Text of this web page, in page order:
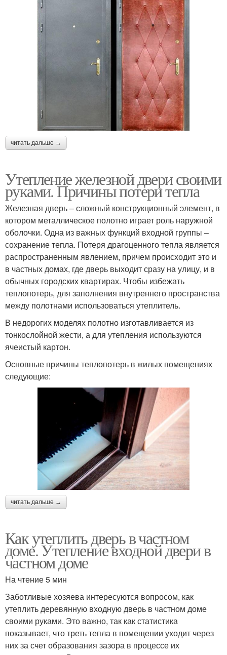
читать дальше →
Утепление железной двери своими
руками. Причины потери тепла
Железная дверь – сложный конструкционный элемент, в
котором металлическое полотно играет роль наружной
оболочки. Одна из важных функций входной группы –
сохранение тепла. Потеря драгоценного тепла является
распространенным явлением, причем происходит это и
в частных домах, где дверь выходит сразу на улицу, и в
обычных городских квартирах. Чтобы избежать
теплопотерь, для заполнения внутреннего пространства
между полотнами использоваться утеплитель.
В недорогих моделях полотно изготавливается из
тонкослойной жести, а для утепления используются
ячеистый картон.
Основные причины теплопотерь в жилых помещениях
следующие:
читать дальше →
Как утеплить дверь в частном
доме. Утепление входной двери в
частном доме
На чтение 5 мин
Заботливые хозяева интересуются вопросом, как
утеплить деревянную входную дверь в частном доме
своими руками. Это важно, так как статистика
показывает, что треть тепла в помещении уходит через
них за счет образования зазора в процессе их